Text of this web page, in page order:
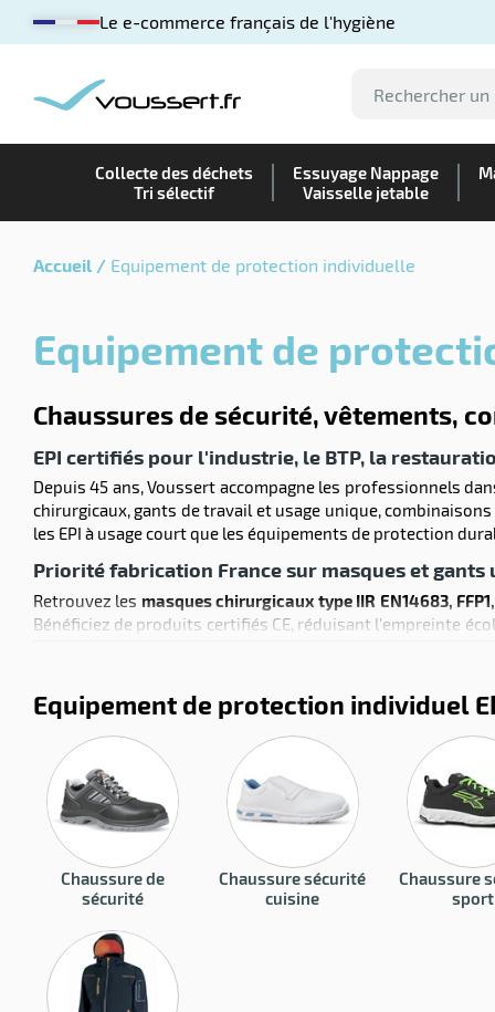
Le e-commerce français de l'hygiène
Collecte des déchets
Tri sélectif
Essuyage Nappage
Vaisselle jetable
Accueil Equipement de protection individuelle
Equipement de
Chaussures de sécurité, vêtements,
EPI certifiés pour l'industrie, le BTP, la
Depuis 45 ans, Voussert accompagne les professionnels
chirurgicaux, gants de travail et usage unique,
les EPI à usage court que les équipements de protection
Priorité fabrication France sur masques et gants
Retrouvez les masques chirurgicaux type IIR EN14683, FFP1,
Bénéficiez de produits certifiés CE, réduisant l'empreinte
Equipement de protection individuel
Chaussure de
sécurité
Chaussure sécurité
cuisine
Chaussure
sport